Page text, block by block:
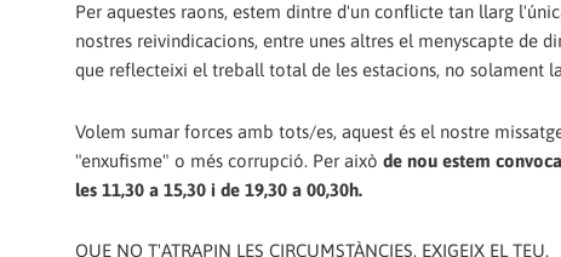
Per aquestes raons, estem dintre d'un conflicte tan llarg
nostres reivindicacions, entre unes altres el menyscapte de
que reflecteixi el treball total de les estacions, no solament
Volem sumar forces amb tots/es, aquest és el nostre
"enxufisme" o més corrupció. Per això de nou estem
les 11,30 a 15,30 i de 19,30 a 00,30h.
QUE NO T'ATRAPIN LES CIRCUMSTÀNCIES, EXIGEIX EL TEU.